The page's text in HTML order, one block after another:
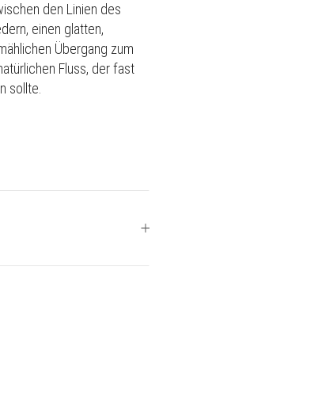
den Linien des
einen glatten,
Übergang zum
Fluss, der fast
sollte.